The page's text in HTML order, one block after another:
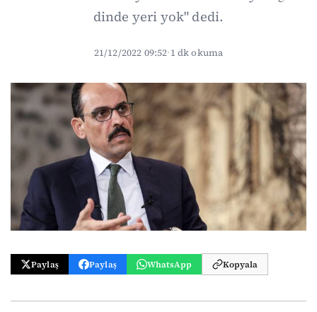
dinde yeri yok" dedi.
21/12/2022 09:52·1 dk okuma
Paylaş Paylaş WhatsApp Kopyala